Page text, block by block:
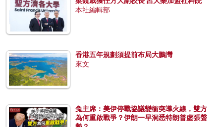
本社編輯部
香港五年規劃須提前布局大鵬灣
來文
兔主席：美伊停戰協議變衝突導火線，雙方
為何重啟戰爭？伊朗一早洞悉特朗普虛張聲